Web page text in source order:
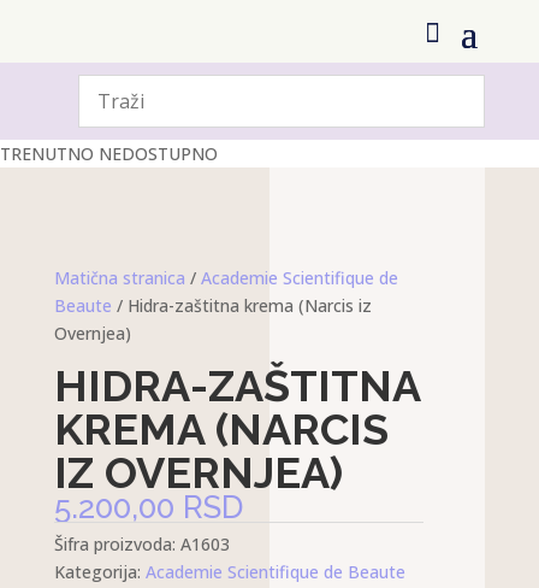
TRENUTNO NEDOSTUPNO
Matična stranica / Academie Scientifique de
Beaute / Hidra-zaštitna krema (Narcis iz
Overnjea)
HIDRA-ZAŠTITNA
KREMA (NARCIS
IZ OVERNJEA)
5.200,00 RSD
Šifra proizvoda: A1603
Kategorija: Academie Scientifique de Beaute